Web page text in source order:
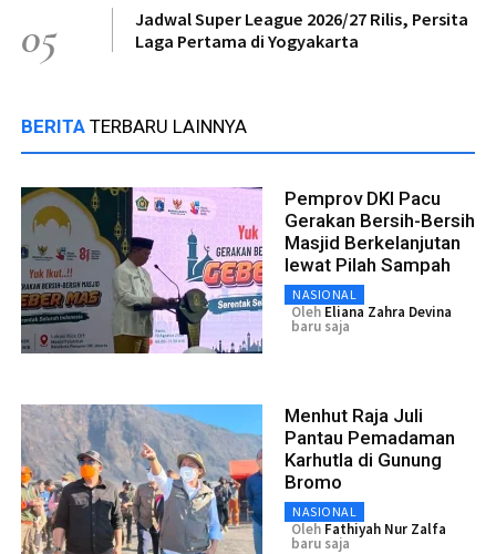
05
Jadwal Super League 2026/27 Rilis, Persita
Laga Pertama di Yogyakarta
BERITA TERBARU LAINNYA
Pemprov DKI Pacu
Gerakan Bersih-Bersih
Masjid Berkelanjutan
lewat Pilah Sampah
NASIONAL
Oleh Eliana Zahra Devina
baru saja
Menhut Raja Juli
Pantau Pemadaman
Karhutla di Gunung
Bromo
NASIONAL
Oleh Fathiyah Nur Zalfa
baru saja